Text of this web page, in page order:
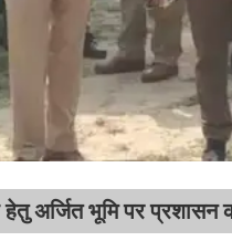
हेतु अर्जित भूमि पर प्रशासन